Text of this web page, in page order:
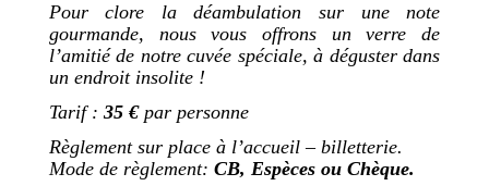
Pour clore la déambulation sur une note
gourmande, nous vous offrons un verre de
l’amitié de notre cuvée spéciale, à déguster dans
un endroit insolite !
Tarif : 35 € par personne
Règlement sur place à l’accueil – billetterie.
Mode de règlement: CB, Espèces ou Chèque.